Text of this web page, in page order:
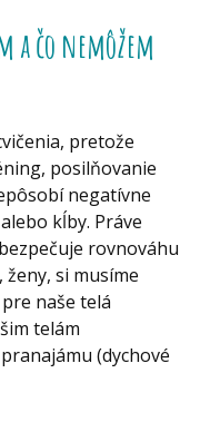
a čo nemôžem
pretože
posilňovanie
negatívne
kĺby. Práve
rovnováhu
ženy, si musíme
naše telá
telám
(dychové